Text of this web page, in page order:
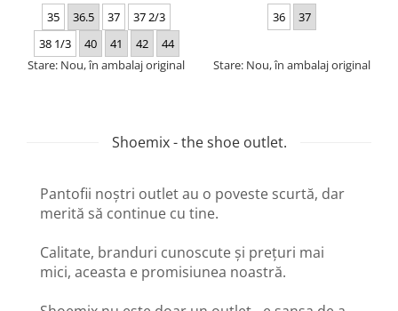
35 36.5 37
37 2/3
38 1/3
40 41 42
44
Stare: Nou, în ambalaj original
36 37
Stare: Nou, în ambalaj original
Shoemix - the shoe outlet.
Pantofii noștri outlet au o poveste scurtă, dar
merită să continue cu tine.
Calitate, branduri cunoscute și prețuri mai
mici, aceasta e promisiunea noastră.